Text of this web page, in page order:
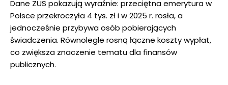
Dane ZUS pokazują wyraźnie: przeciętna emerytura w
Polsce przekroczyła 4 tys. zł i w 2025 r. rosła, a
jednocześnie przybywa osób pobierających
świadczenia. Równolegle rosną łączne koszty wypłat,
co zwiększa znaczenie tematu dla finansów
publicznych.